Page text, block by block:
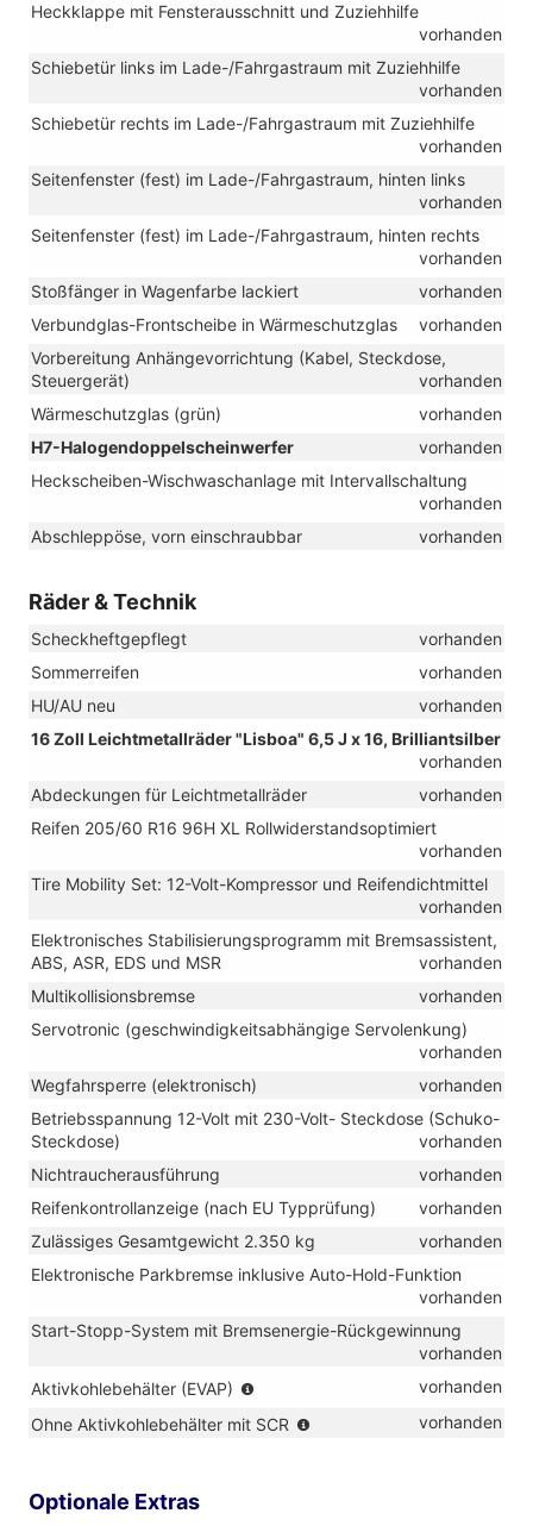
Heckklappe mit Fensterausschnitt und Zuziehhilfe
vorhanden
Schiebetür links im Lade-/Fahrgastraum mit Zuziehhilfe
vorhanden
Schiebetür rechts im Lade-/Fahrgastraum mit Zuziehhilfe
vorhanden
Seitenfenster (fest) im Lade-/Fahrgastraum, hinten links
vorhanden
Seitenfenster (fest) im Lade-/Fahrgastraum, hinten rechts
vorhanden
Stoßfänger in Wagenfarbe lackiert
vorhanden
Verbundglas-Frontscheibe in Wärmeschutzglas
vorhanden
Vorbereitung Anhängevorrichtung (Kabel, Steckdose,
Steuergerät)
vorhanden
Wärmeschutzglas (grün)
vorhanden
H7-Halogendoppelscheinwerfer
vorhanden
Heckscheiben-Wischwaschanlage mit Intervallschaltung
vorhanden
Abschleppöse, vorn einschraubbar
vorhanden
Räder & Technik
Scheckheftgepflegt
vorhanden
Sommerreifen
vorhanden
HU/AU neu
vorhanden
16 Zoll Leichtmetallräder "Lisboa" 6,5 J x 16, Brilliantsilber
vorhanden
Abdeckungen für Leichtmetallräder
vorhanden
Reifen 205/60 R16 96H XL Rollwiderstandsoptimiert
vorhanden
Tire Mobility Set: 12-Volt-Kompressor und Reifendichtmittel
vorhanden
Elektronisches Stabilisierungsprogramm mit Bremsassistent,
ABS, ASR, EDS und MSR
vorhanden
Multikollisionsbremse
vorhanden
Servotronic (geschwindigkeitsabhängige Servolenkung)
vorhanden
Wegfahrsperre (elektronisch)
vorhanden
Betriebsspannung 12-Volt mit 230-Volt- Steckdose (Schuko-
Steckdose)
vorhanden
Nichtraucherausführung
vorhanden
Reifenkontrollanzeige (nach EU Typprüfung)
vorhanden
Zulässiges Gesamtgewicht 2.350 kg
vorhanden
Elektronische Parkbremse inklusive Auto-Hold-Funktion
vorhanden
Start-Stopp-System mit Bremsenergie-Rückgewinnung
vorhanden
Aktivkohlebehälter (EVAP)
Verbindung
vorhanden
Ohne Aktivkohlebehälter mit SCR
vorhanden
Optionale Extras